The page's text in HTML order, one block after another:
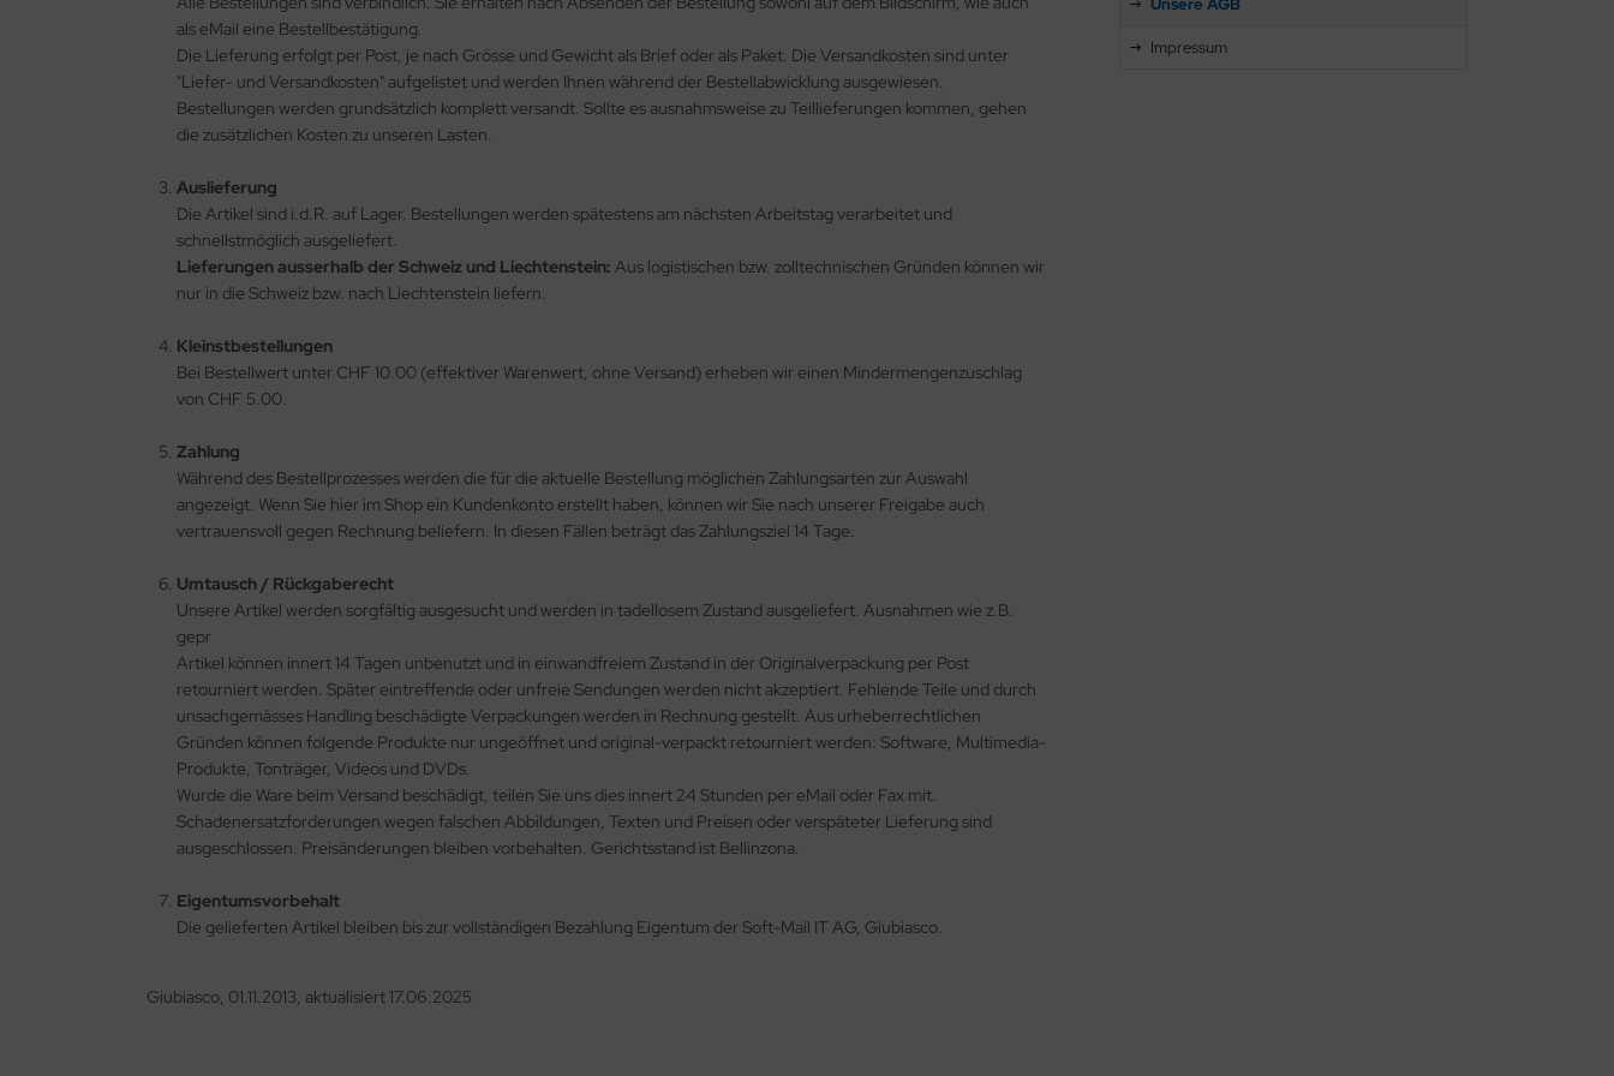
als eMail eine Bestellbestätigung.
Die Lieferung erfolgt per Post, je nach Grösse und Gewicht als Brief oder als Paket. Die Versandkosten sind unter
"Liefer- und Versandkosten" aufgelistet und werden Ihnen während der Bestellabwicklung ausgewiesen.
Bestellungen werden grundsätzlich komplett versandt. Sollte es ausnahmsweise zu Teillieferungen kommen, gehen
die zusätzlichen Kosten zu unseren Lasten.
Auslieferung
Die Artikel sind i.d.R. auf Lager. Bestellungen werden spätestens am nächsten Arbeitstag verarbeitet und
schnellstmöglich ausgeliefert.
Lieferungen ausserhalb der Schweiz und Liechtenstein: Aus logistischen bzw. zolltechnischen Gründen können wir
nur in die Schweiz bzw. nach Liechtenstein liefern.
Kleinstbestellungen
Bei Bestellwert unter CHF 10.00 (effektiver Warenwert, ohne Versand) erheben wir einen Mindermengenzuschlag
von CHF 5.00.
Zahlung
Während des Bestellprozesses werden die für die aktuelle Bestellung möglichen Zahlungsarten zur Auswahl
angezeigt. Wenn Sie hier im Shop ein Kundenkonto erstellt haben, können wir Sie nach unserer Freigabe auch
vertrauensvoll gegen Rechnung beliefern. In diesen Fällen beträgt das Zahlungsziel 14 Tage.
Umtausch / Rückgaberecht
Unsere Artikel werden sorgfältig ausgesucht und werden in tadellosem Zustand ausgeliefert. Ausnahmen wie z.B.
gepr
Artikel können innert 14 Tagen unbenutzt und in einwandfreiem Zustand in der Originalverpackung per Post
retourniert werden. Später eintreffende oder unfreie Sendungen werden nicht akzeptiert. Fehlende Teile und durch
unsachgemässes Handling beschädigte Verpackungen werden in Rechnung gestellt. Aus urheberrechtlichen
Gründen können folgende Produkte nur ungeöffnet und original-verpackt retourniert werden: Software, Multimedia-
Produkte, Tonträger, Videos und DVDs.
Wurde die Ware beim Versand beschädigt, teilen Sie uns dies innert 24 Stunden per eMail oder Fax mit.
Schadenersatzforderungen wegen falschen Abbildungen, Texten und Preisen oder verspäteter Lieferung sind
ausgeschlossen. Preisänderungen bleiben vorbehalten. Gerichtsstand ist Bellinzona.
Eigentumsvorbehalt
Die gelieferten Artikel bleiben bis zur vollständigen Bezahlung Eigentum der Soft-Mail IT AG, Giubiasco.
Giubiasco, 01.11.2013, aktualisiert 17.06.2025
Unsere AGB
Impressum